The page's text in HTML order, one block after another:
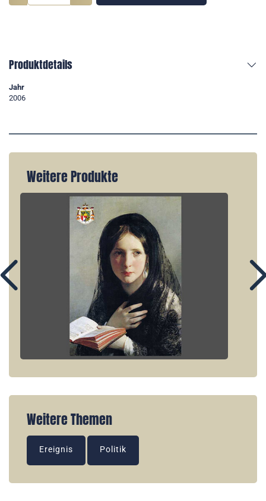
Produktdetails
Jahr
2006
Weitere Produkte
Weitere Themen
Ereignis Politik